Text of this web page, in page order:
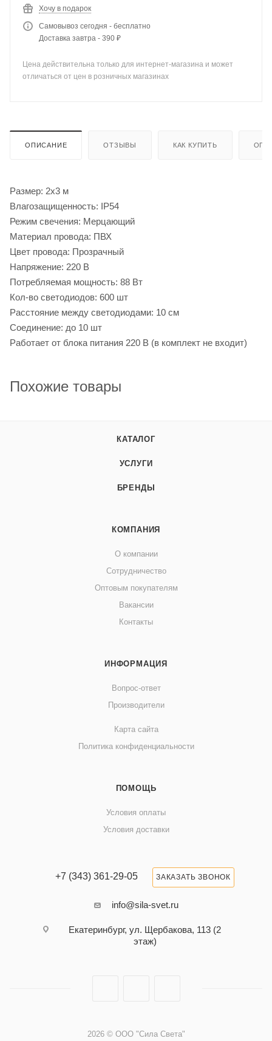
Хочу в подарок
Самовывоз сегодня - бесплатно
Доставка завтра - 390 ₽
Цена действительна только для интернет-магазина и может
отличаться от цен в розничных магазинах
ОПИСАНИЕ ОТЗЫВЫ КАК КУПИТЬ
Размер: 2х3 м
Влагозащищенность: IP54
Режим свечения: Мерцающий
Материал провода: ПВХ
Цвет провода: Прозрачный
Напряжение: 220 В
Потребляемая мощность: 88 Вт
Кол-во светодиодов: 600 шт
Расстояние между светодиодами: 10 см
Соединение: до 10 шт
Работает от блока питания 220 В (в комплект не входит)
Похожие товары
КАТАЛОГ
УСЛУГИ
БРЕНДЫ
КОМПАНИЯ
О компании
Сотрудничество
Оптовым покупателям
Вакансии
Контакты
ИНФОРМАЦИЯ
Вопрос-ответ
Производители
Карта сайта
Политика конфиденциальности
ПОМОЩЬ
Условия оплаты
Условия доставки
+7 (343) 361-29-05 ЗАКАЗАТЬ ЗВОНОК
info@sila-svet.ru
Екатеринбург, ул. Щербакова, 113 (2
этаж)
2026 © ООО "Сила Света"